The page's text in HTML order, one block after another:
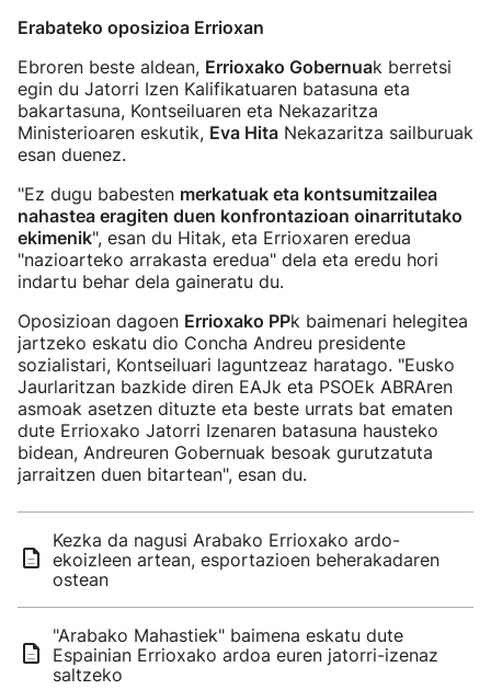
Erabateko oposizioa Errioxan
Ebroren beste aldean, Errioxako Gobernuak berretsi
egin du Jatorri Izen Kalifikatuaren batasuna eta
bakartasuna, Kontseiluaren eta Nekazaritza
Ministerioaren eskutik, Eva Hita Nekazaritza sailburuak
esan duenez.
"Ez dugu babesten merkatuak eta kontsumitzailea
nahastea eragiten duen konfrontazioan oinarritutako
ekimenik", esan du Hitak, eta Errioxaren eredua
"nazioarteko arrakasta eredua" dela eta eredu hori
indartu behar dela gaineratu du.
Oposizioan dagoen Errioxako PPk baimenari helegitea
jartzeko eskatu dio Concha Andreu presidente
sozialistari, Kontseiluari laguntzeaz haratago. "Eusko
Jaurlaritzan bazkide diren EAJk eta PSOEk ABRAren
asmoak asetzen dituzte eta beste urrats bat ematen
dute Errioxako Jatorri Izenaren batasuna hausteko
bidean, Andreuren Gobernuak besoak gurutzatuta
jarraitzen duen bitartean", esan du.
Kezka da nagusi Arabako Errioxako ardo-
ekoizleen artean, esportazioen beherakadaren
ostean
"Arabako Mahastiek" baimena eskatu dute
Espainian Errioxako ardoa euren jatorri-izenaz
saltzeko